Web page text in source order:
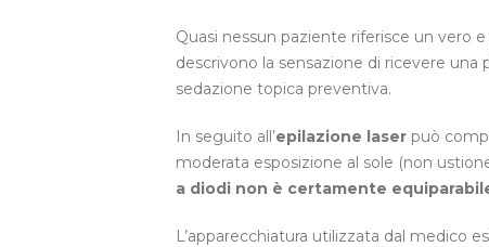
Quasi nessun paziente riferisce un vero
descrivono la sensazione di ricevere
sedazione topica preventiva.
In seguito all’epilazione laser può
moderata esposizione al sole (non
a diodi non è certamente
L’apparecchiatura utilizzata dal medico